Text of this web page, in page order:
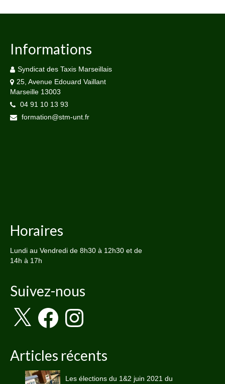
Informations
Syndicat des Taxis Marseillais
25, Avenue Edouard Vaillant
Marseille 13003
04 91 10 13 93
formation@stm-unt.fr
Horaires
Lundi au Vendredi de 8h30 à 12h30 et de
14h à 17h
Suivez-nous
FacebookInstagram
Articles récents
Les élections du 1&2 juin 2021 du